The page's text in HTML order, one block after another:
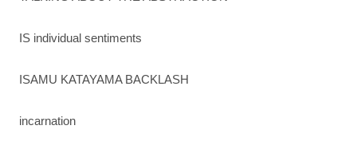
IS individual sentiments
ISAMU KATAYAMA BACKLASH
incarnation